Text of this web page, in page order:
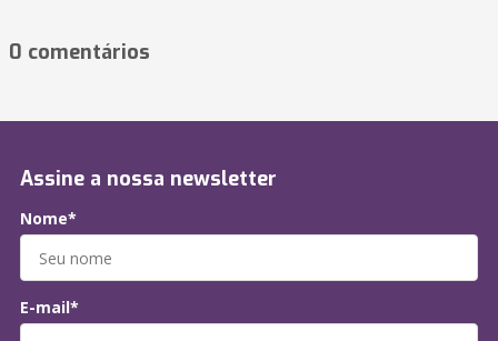
0 comentários
Assine a nossa newsletter
Nome*
E-mail*